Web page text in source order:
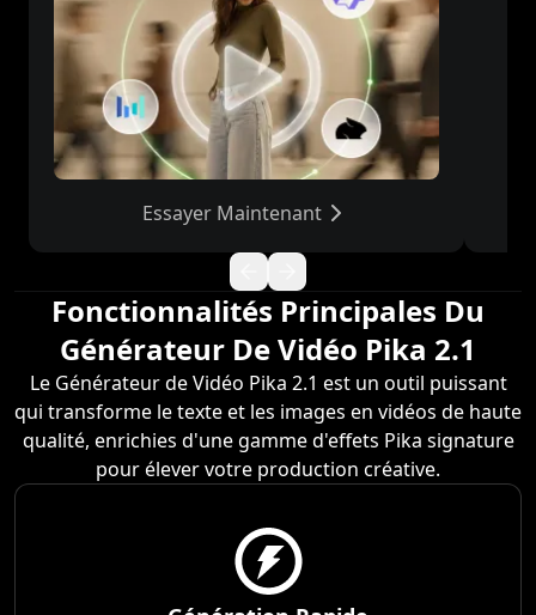
Essayer Maintenant
Fonctionnalités Principales Du
Générateur De Vidéo Pika 2.1
Le Générateur de Vidéo Pika 2.1 est un outil puissant
qui transforme le texte et les images en vidéos de haute
qualité, enrichies d'une gamme d'effets Pika signature
pour élever votre production créative.